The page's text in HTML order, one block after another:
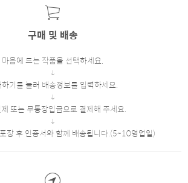
구매 및 배송
마음에 드는 작품을 선택하세요.
기를 눌러 배송정보를 입력하세요.
또는 무통장입금으로 결제해 주세요.
장 후 인증서와 함께 배송됩니다.(5~10영업일)